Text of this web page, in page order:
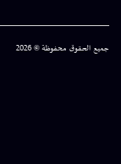
جميع الحقوق محفوظة © 2026